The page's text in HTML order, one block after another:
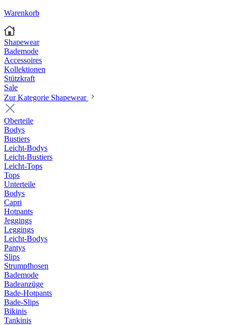
Warenkorb
Shapewear
Bademode
Accessoires
Kollektionen
Stützkraft
Sale
Zur Kategorie Shapewear
Oberteile
Bodys
Bustiers
Leicht-Bodys
Leicht-Bustiers
Leicht-Tops
Tops
Unterteile
Bodys
Capri
Hotpants
Jeggings
Leggings
Leicht-Bodys
Pantys
Slips
Strumpfhosen
Bademode
Badeanzüge
Bade-Hotpants
Bade-Slips
Bikinis
Tankinis